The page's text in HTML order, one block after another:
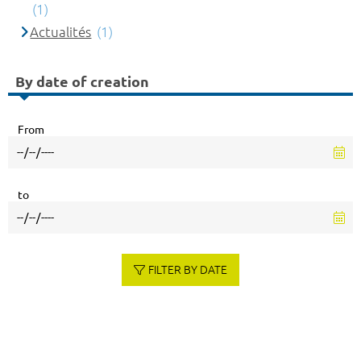
(1)
Actualités (1)
By date of creation
From
to
FILTER BY DATE